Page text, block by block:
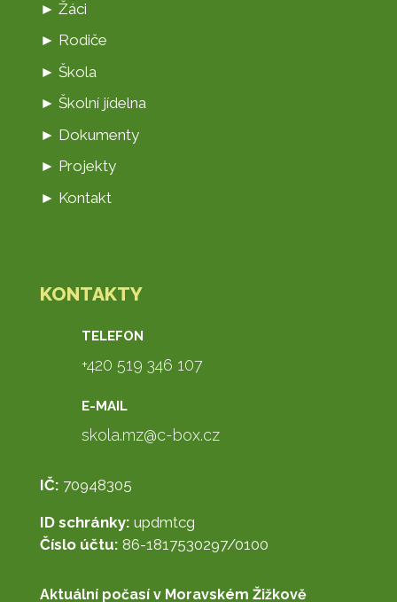
► Žáci
► Rodiče
► Škola
► Školní jídelna
► Dokumenty
► Projekty
► Kontakt
KONTAKTY
TELEFON
+420 519 346 107
E-MAIL
skola.mz@c-box.cz
IČ: 70948305
ID schránky: updmtcg
Číslo účtu: 86-1817530297/0100
Aktuální počasí v Moravském Žižkově